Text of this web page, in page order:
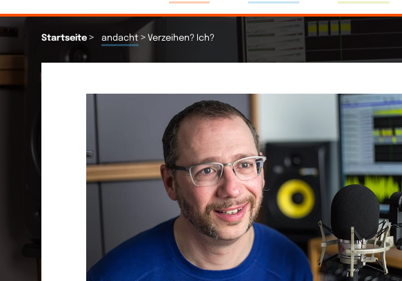
Startseite > andacht > Verzeihen? Ich?